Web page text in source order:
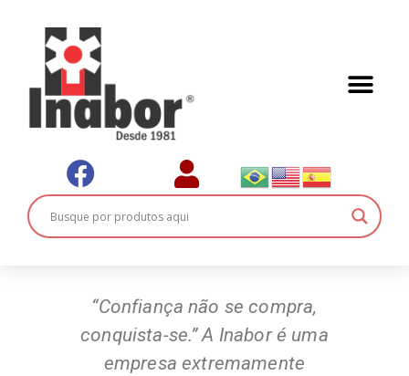
“Confiança não se compra,
conquista-se.” A Inabor é uma
empresa extremamente